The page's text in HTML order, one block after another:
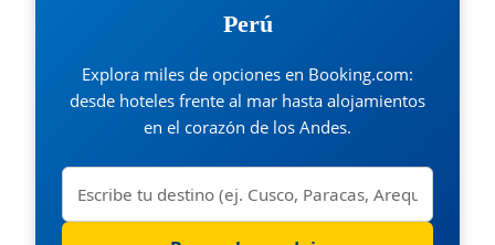
Perú
Explora miles de opciones en Booking.com:
desde hoteles frente al mar hasta alojamientos
en el corazón de los Andes.